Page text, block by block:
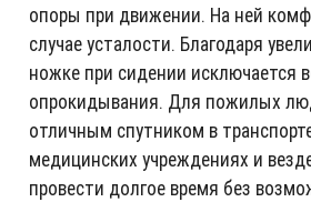
опоры при движении. На ней
случае усталости. Благодаря
ножке при сидении исключается
опрокидывания. Для пожилых
отличным спутником в
медицинских учреждениях и
провести долгое время без